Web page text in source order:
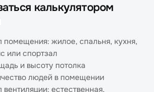
калькулятором
помещения: жилое, спальня, кухня,
или спортзал
и высоту потолка
людей в помещении
вентиляции: естественная,